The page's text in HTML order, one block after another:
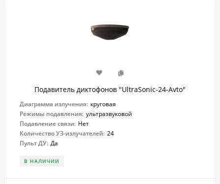
Подавитель диктофонов "UltraSonic-24-Avto"
Диаграмма излучения: круговая
Режимы подавления: ультразвуковой
Подавление связи: Нет
Количество УЗ-излучателей: 24
Пульт ДУ: Да
В НАЛИЧИИ